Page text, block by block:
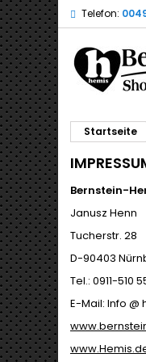
Telefon:
Startseite
Bernstein-
Janusz Henn
Tucherstr. 28
D-90403
Tel.: 0911-510
E-Mail: Info @